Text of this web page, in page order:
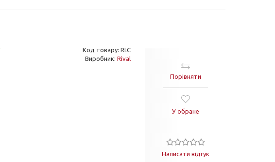
Код товару: RLC
Виробник: Rival
Порівняти
У обране
Написати відгук